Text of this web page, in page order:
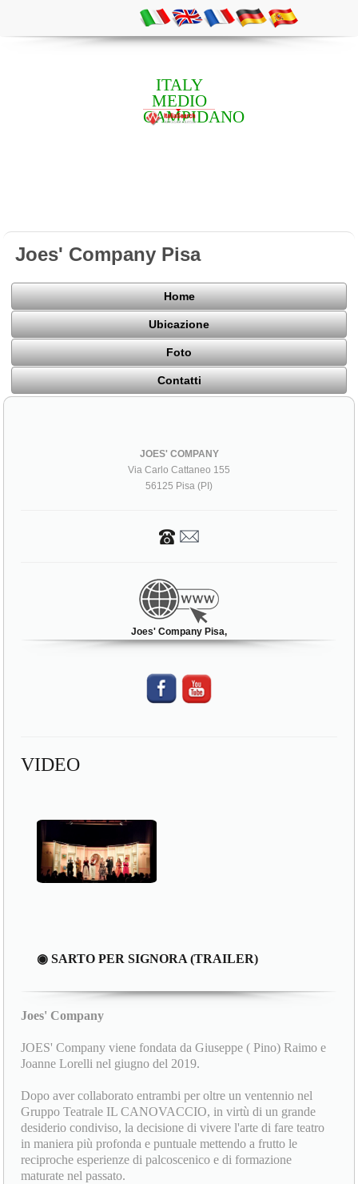
ITALY
MEDIO
CAMPIDANO
Joes' Company Pisa
Home
Ubicazione
Foto
Contatti
JOES' COMPANY
Via Carlo Cattaneo 155
56125 Pisa (PI)
Joes' Company Pisa,
VIDEO
◉ SARTO PER SIGNORA (TRAILER)
Joes' Company
JOES' Company viene fondata da Giuseppe ( Pino) Raimo e
Joanne Lorelli nel giugno del 2019.
Dopo aver collaborato entrambi per oltre un ventennio nel
Gruppo Teatrale IL CANOVACCIO, in virtù di un grande
desiderio condiviso, la decisione di vivere l'arte di fare teatro
in maniera più profonda e puntuale mettendo a frutto le
reciproche esperienze di palcoscenico e di formazione
maturate nel passato.